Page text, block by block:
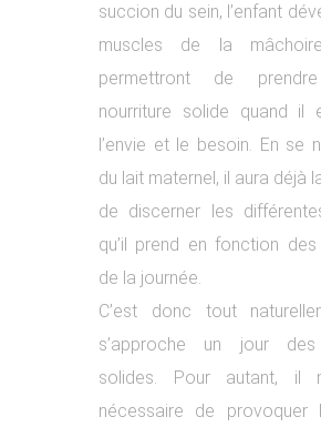
succion du sein, l’enfant
muscles de la
permettront de
nourriture solide quand il
l’envie et le besoin. En se
du lait maternel, il aura déjà
de discerner les
qu’il prend en fonction
de la journée.
C’est donc tout
s’approche un jour des
solides. Pour autant, il
nécessaire de provoquer